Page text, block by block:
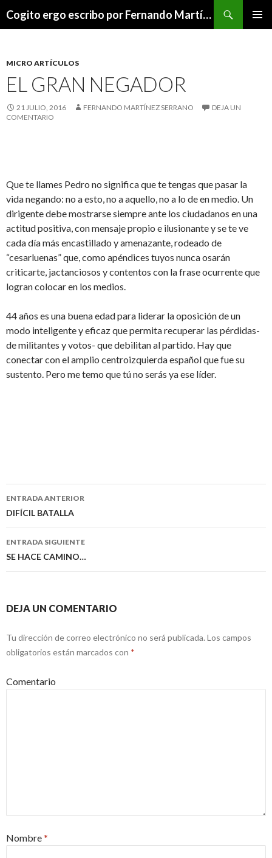
Cogito ergo escribo por Fernando Martínez Serrano
MICRO ARTÍCULOS
EL GRAN NEGADOR
21 JULIO, 2016 FERNANDO MARTÍNEZ SERRANO
DEJA UN
COMENTARIO
Que te llames Pedro no significa que te tengas que pasar la
vida negando: no a esto, no a aquello, no a lo de en medio. Un
dirigente debe mostrarse siempre ante los ciudadanos en una
actitud positiva, con mensaje propio e ilusionante y se te ve
cada día más encastillado y amenazante, rodeado de
“cesarluenas” que, como apéndices tuyos nunca osarán
criticarte, jactanciosos y contentos con la frase ocurrente que
logran colocar en los medios.
44 años es una buena edad para liderar la oposición de un
modo inteligente y eficaz que permita recuperar las pérdidas-
de militantes y votos- que debilitan al partido. Hay que
conectar con el amplio centroizquierda español que fue su
sustento. Pero me temo que tú no serás ya ese líder.
Navegación
de
entradas
ENTRADA ANTERIOR
DIFÍCIL BATALLA
ENTRADA SIGUIENTE
SE HACE CAMINO…
DEJA UN COMENTARIO
Tu dirección de correo electrónico no será publicada. Los campos
obligatorios están marcados con *
Comentario
Nombre*